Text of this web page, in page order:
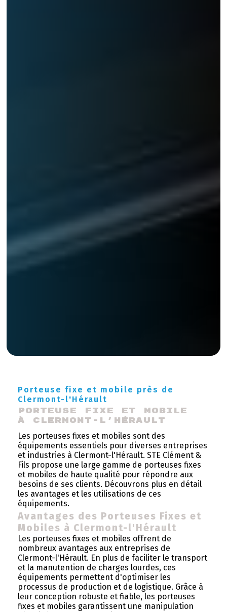
Porteuse fixe et mobile près de
Clermont-l'Hérault
Porteuse Fixe et Mobile
à Clermont-l'Hérault
Les porteuses fixes et mobiles sont des
équipements essentiels pour diverses entreprises
et industries à Clermont-l'Hérault. STE Clément &
Fils propose une large gamme de porteuses fixes
et mobiles de haute qualité pour répondre aux
besoins de ses clients. Découvrons plus en détail
les avantages et les utilisations de ces
équipements.
Avantages des Porteuses Fixes et
Mobiles à Clermont-l'Hérault
Les porteuses fixes et mobiles offrent de
nombreux avantages aux entreprises de
Clermont-l'Hérault. En plus de faciliter le transport
et la manutention de charges lourdes, ces
équipements permettent d'optimiser les
processus de production et de logistique. Grâce à
leur conception robuste et fiable, les porteuses
fixes et mobiles garantissent une manipulation